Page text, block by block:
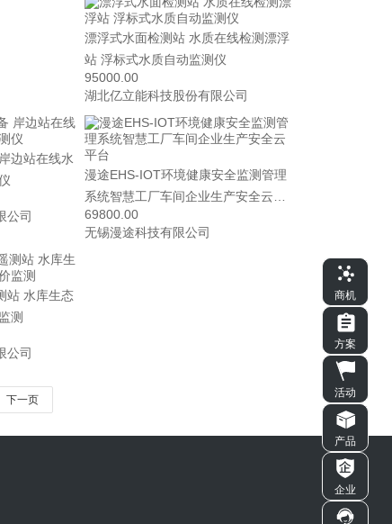
漂浮式水面检测站 水质在线检测漂浮
站 浮标式水质自动监测仪
95000.00
湖北亿立能科技股份有限公司
边站在线水
公司
漫途EHS-IOT环境健康安全监测管理
系统智慧工厂车间企业生产安全云平
台
69800.00
无锡漫途科技有限公司
站 水库生态
测
公司
下一页
商机
方案
活动
产品
企业